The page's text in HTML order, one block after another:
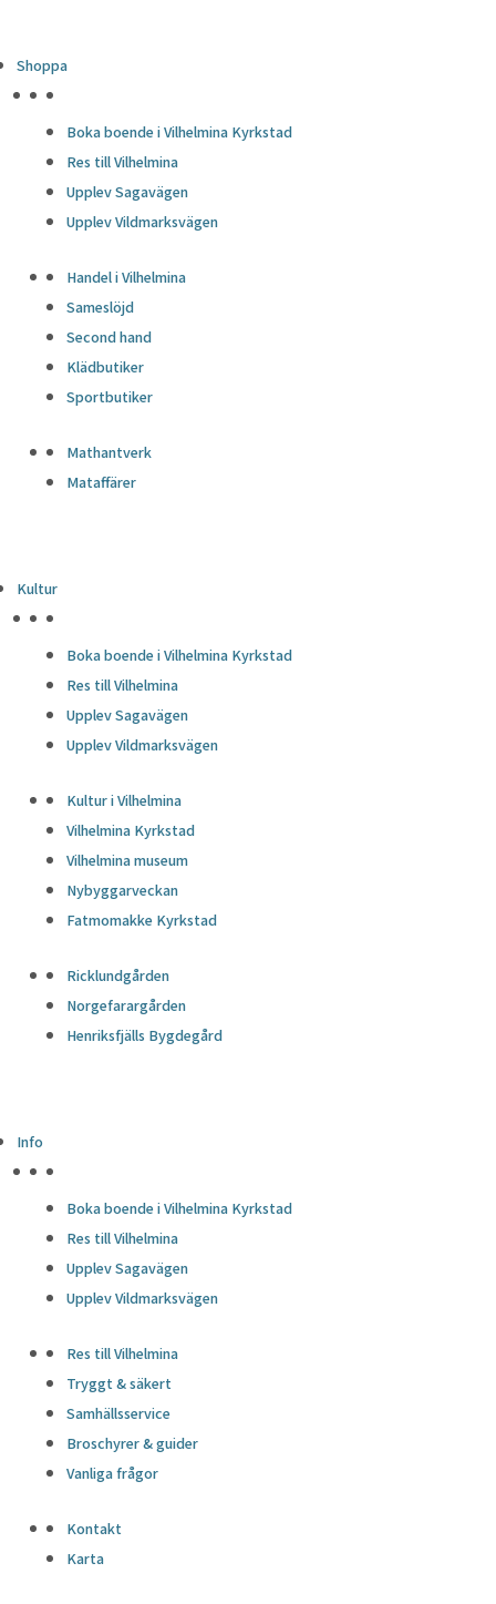
Shoppa
Boka boende i Vilhelmina Kyrkstad
Res till Vilhelmina
Upplev Sagavägen
Upplev Vildmarksvägen
Handel i Vilhelmina
Sameslöjd
Second hand
Klädbutiker
Sportbutiker
Mathantverk
Mataffärer
Kultur
Boka boende i Vilhelmina Kyrkstad
Res till Vilhelmina
Upplev Sagavägen
Upplev Vildmarksvägen
Kultur i Vilhelmina
Vilhelmina Kyrkstad
Vilhelmina museum
Nybyggarveckan
Fatmomakke Kyrkstad
Ricklundgården
Norgefarargården
Henriksfjälls Bygdegård
Info
Boka boende i Vilhelmina Kyrkstad
Res till Vilhelmina
Upplev Sagavägen
Upplev Vildmarksvägen
Res till Vilhelmina
Tryggt & säkert
Samhällsservice
Broschyrer & guider
Vanliga frågor
Kontakt
Karta